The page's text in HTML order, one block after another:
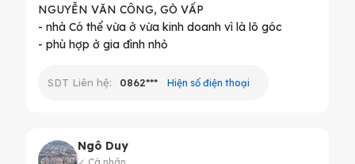
NGUYỄN VĂN CÔNG, GÒ VẤP
- nhà Có thể vừa ở vừa kinh doanh vì là lô góc
SDT Liên hệ: 0862*** Hiện số điện thoại
Ngô Duy